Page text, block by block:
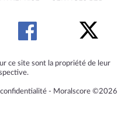
ce site sont la propriété de leur
‐ Moralscore ©2026